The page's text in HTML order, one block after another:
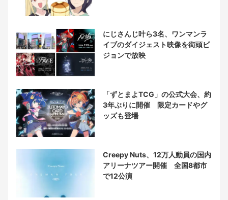
にじさんじ叶ら3名、ワンマンラ
イブのダイジェスト映像を街頭ビ
ジョンで放映
「ずとまよTCG」の公式大会、約
3年ぶりに開催 限定カードやグ
ッズも登場
Creepy Nuts、12万人動員の国内
アリーナツアー開催 全国8都市
で12公演